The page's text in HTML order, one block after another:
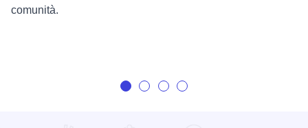
comunità.